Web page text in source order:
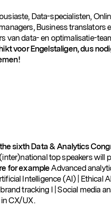
Data-specialisten,
Business translators
van data- en optimalisatie-
voor Engelstaligen, dus
the sixth Data & Analytics
top speakers will
for exampleAdvanced
Intelligence (AI) | Ethical
tracking I | Social media
CX/UX .